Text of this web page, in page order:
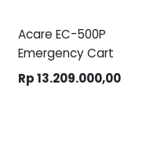
Sale
Acare EC-500P
Emergency Cart
Rp13.209.000,00